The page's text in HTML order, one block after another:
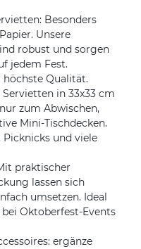
Besonders
Unsere
robust und sorgen
jedem Fest.
Qualität.
in 33x33 cm
zum Abwischen,
Mini-Tischdecken.
Picknicks und viele
praktischer
lassen sich
umsetzen. Ideal
Oktoberfest-Events
ergänze